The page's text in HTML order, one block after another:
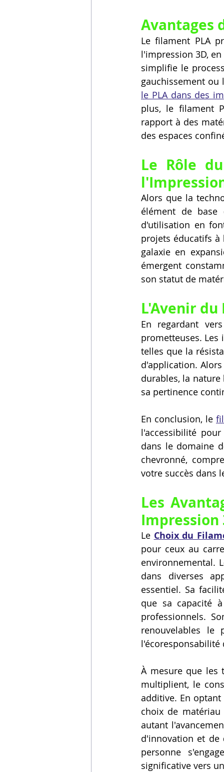
Avantages
Le filament PLA
l'impression 3D,
simplifie le
le PLA dans des
plus, le filament
rapport à des
des espaces
Le Rôle
Alors que la
élément de base
d'utilisation en
projets éducatifs
galaxie en
émergent
son statut de
L'Avenir du
En regardant
prometteuses. Les
telles que la
d'application.
durables, la nature
sa pertinence
En conclusion, le
l'accessibilité
dans le domaine
chevronné,
votre succès dans
Les
Impression
Le Choix du
pour ceux au
environnemental.
dans diverses
essentiel. Sa
que sa capacité
professionnels.
renouvelables le
À mesure que les
multiplient, le
additive. En
choix de
autant
d'innovation et de
personne
significative vers